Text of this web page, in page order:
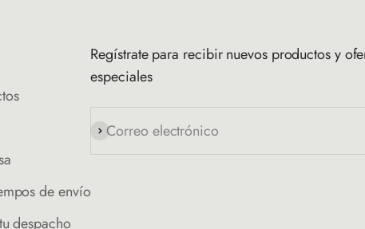
de envío
despacho
Regístrate para recibir nuevos productos y
especiales
Correo electrónico
Suscribirse